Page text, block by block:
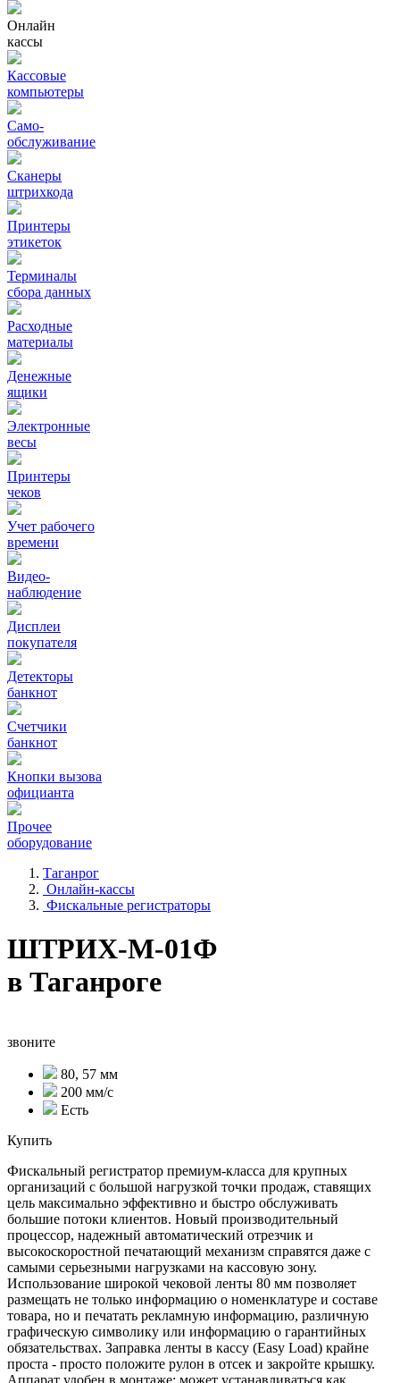
Онлайн
кассы
Кассовые
компьютеры
Само-
обслуживание
Сканеры
штрихкода
Принтеры
этикеток
Терминалы
сбора данных
Расходные
материалы
Денежные
ящики
Электронные
весы
Принтеры
чеков
Учет рабочего
времени
Видео‑
наблюдение
Дисплеи
покупателя
Детекторы
банкнот
Счетчики
банкнот
Кнопки вызова
официанта
Прочее
оборудование
Таганрог
Онлайн-кассы
Фискальные регистраторы
ШТРИХ-М-01Ф
в Таганроге
звоните
80, 57 мм
200 мм/с
Есть
Купить
Фискальный регистратор премиум-класса для крупных
организаций с большой нагрузкой точки продаж, ставящих
цель максимально эффективно и быстро обслуживать
большие потоки клиентов. Новый производительный
процессор, надежный автоматический отрезчик и
высокоскоростной печатающий механизм справятся даже с
самыми серьезными нагрузками на кассовую зону.
Использование широкой чековой ленты 80 мм позволяет
размещать не только информацию о номенклатуре и составе
товара, но и печатать рекламную информацию, различную
графическую символику или информацию о гарантийных
обязательствах. Заправка ленты в кассу (Easy Load) крайне
проста - просто положите рулон в отсек и закройте крышку.
Аппарат удобен в монтаже: может устанавливаться как